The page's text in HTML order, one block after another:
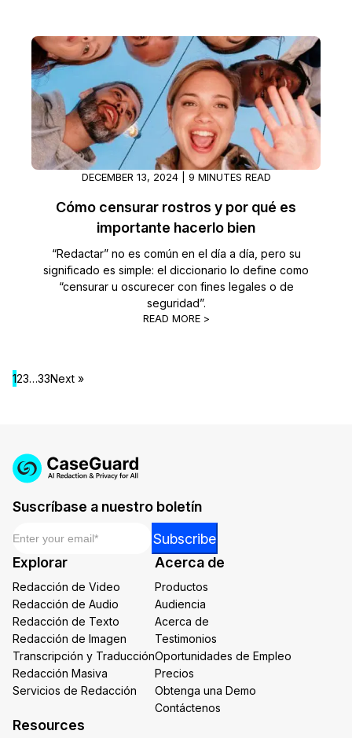
DECEMBER 13, 2024 | 9 MINUTES READ
Cómo censurar rostros y por qué es
importante hacerlo bien
“Redactar” no es común en el día a día, pero su
significado es simple: el diccionario lo define como
“censurar u oscurecer con fines legales o de
seguridad”.
READ MORE >
123…33Next »
Suscríbase a nuestro boletín
Email
Subscribe
Explorar
Redacción de Video
Redacción de Audio
Redacción de Texto
Redacción de Imagen
Transcripción y Traducción
Redacción Masiva
Servicios de Redacción
Acerca de
Productos
Audiencia
Acerca de
Testimonios
Oportunidades de Empleo
Precios
Obtenga una Demo
Contáctenos
Resources